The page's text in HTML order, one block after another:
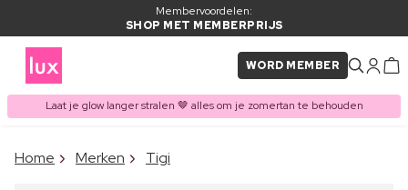
Membervoordelen:
SHOP MET MEMBERPRIJS
WORD MEMBER
Laat je glow langer stralen 🤎 alles om je zomertan te behouden
ITEM TOEGEVOEGD AAN
Vaak samen gekocht met
Home Merken Tigi